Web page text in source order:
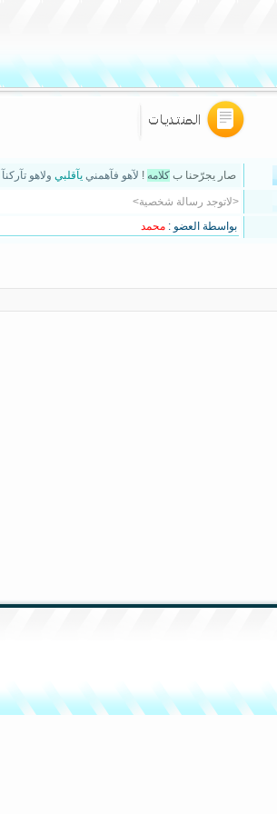
صار يجرّحنا ب كلامه ! لآهو فآهمني يآقلبي ولاهو تآركنآ
<لاتوجد رسالة شخصية>
بواسطة العضو : محمد